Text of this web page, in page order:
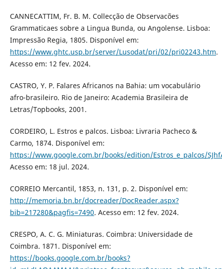
CANNECATTIM, Fr. B. M. Collecção de Observacões
Grammaticaes sobre a Lingua Bunda, ou Angolense. Lisboa:
Impressão Regia, 1805. Disponível em:
https://www.ghtc.usp.br/server/Lusodat/pri/02/pri02243.htm.
Acesso em: 12 fev. 2024.
CASTRO, Y. P. Falares Africanos na Bahia: um vocabulário
afro-brasileiro. Rio de Janeiro: Academia Brasileira de
Letras/Topbooks, 2001.
CORDEIRO, L. Estros e palcos. Lisboa: Livraria Pacheco &
Carmo, 1874. Disponível em:
https://www.google.com.br/books/edition/Estros_e_palcos/
Acesso em: 18 jul. 2024.
CORREIO Mercantil, 1853, n. 131, p. 2. Disponível em:
http://memoria.bn.br/docreader/DocReader.aspx?
bib=217280&pagfis=7490. Acesso em: 12 fev. 2024.
CRESPO, A. C. G. Miniaturas. Coimbra: Universidade de
Coimbra. 1871. Disponível em:
https://books.google.com.br/books?